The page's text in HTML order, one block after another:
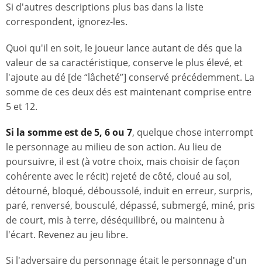
Si d'autres descriptions plus bas dans la liste
correspondent, ignorez-les.
Quoi qu'il en soit, le joueur lance autant de dés que la
valeur de sa caractéristique, conserve le plus élevé, et
l'ajoute au dé [de “lâcheté”] conservé précédemment. La
somme de ces deux dés est maintenant comprise entre
5 et 12.
Si la somme est de 5, 6 ou 7, quelque chose interrompt
le personnage au milieu de son action. Au lieu de
poursuivre, il est (à votre choix, mais choisir de façon
cohérente avec le récit) rejeté de côté, cloué au sol,
détourné, bloqué, déboussolé, induit en erreur, surpris,
paré, renversé, bousculé, dépassé, submergé, miné, pris
de court, mis à terre, déséquilibré, ou maintenu à
l'écart. Revenez au jeu libre.
Si l'adversaire du personnage était le personnage d'un